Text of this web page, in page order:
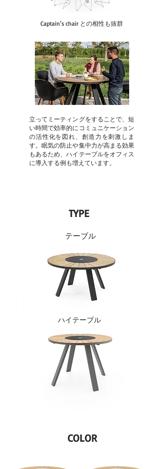
Captain’s chair との相性も抜群
立ってミーティングをすることで、短
い時間で効率的にコミュニケーション
の活性化を図れ、創造力を刺激しま
す。眠気の防止や集中力が高まる効果
もあるため、ハイテーブルをオフィス
に導入する例も増えています。
TYPE
テーブル
ハイテーブル
COLOR